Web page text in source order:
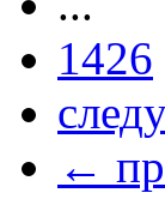
1426
←